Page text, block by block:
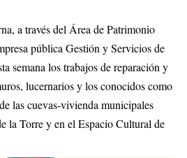
a través del Área de Patrimonio
pública Gestión y Servicios de
semana los trabajos de reparación y
lucernarios y los conocidos como
las cuevas-vivienda municipales
la Torre y en el Espacio Cultural de